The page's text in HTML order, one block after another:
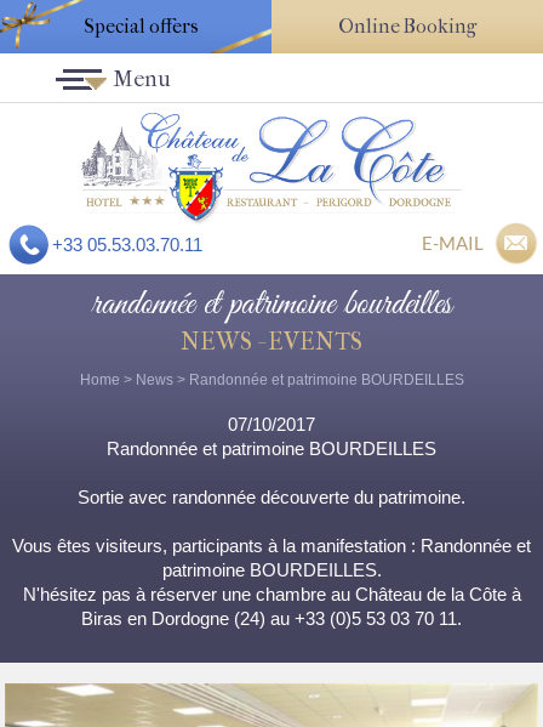
Special offers Online Booking
+33 05.53.03.70.11 E-MAIL
Menu
randonnée et patrimoine bourdeilles
NEWS - EVENTS
Home > News> Randonnée et patrimoine BOURDEILLES
07/10/2017
Randonnée et patrimoine BOURDEILLES
Sortie avec randonnée découverte du patrimoine.
Vous êtes visiteurs, participants à la manifestation : Randonnée et
patrimoine BOURDEILLES.
N'hésitez pas à réserver une chambre au Château de la Côte à
Biras en Dordogne (24) au +33 (0)5 53 03 70 11.